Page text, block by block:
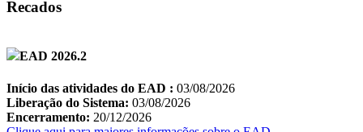
Recados